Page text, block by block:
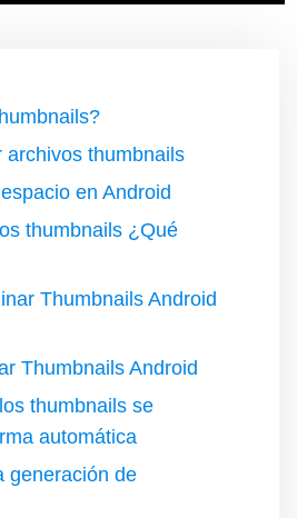
archivos thumbnails
en Android
thumbnails ¿Qué
Thumbnails Android
Thumbnails Android
thumbnails se
automática
generación de